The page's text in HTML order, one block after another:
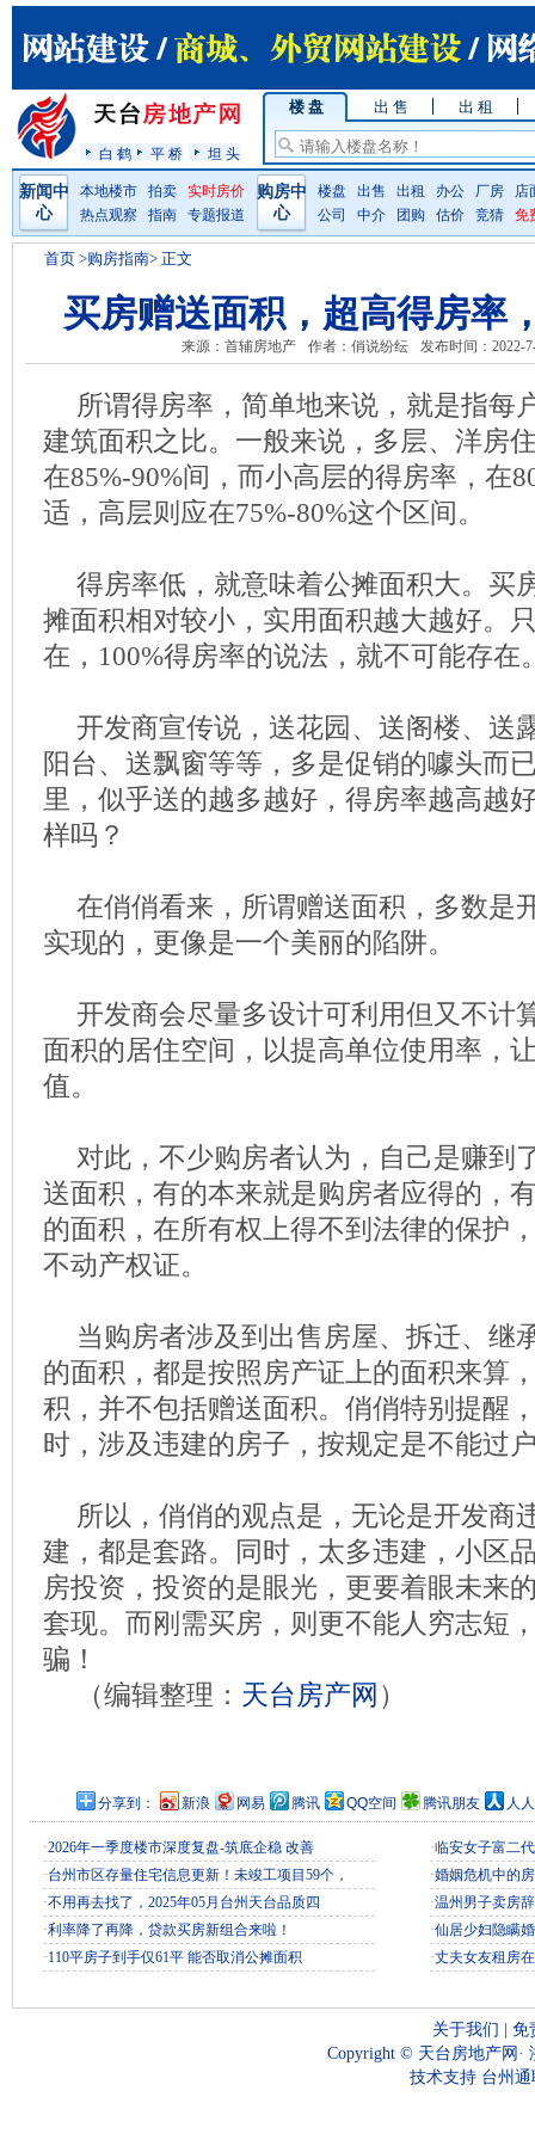
白 鹤 平 桥 坦 头
楼 盘 出 售 出 租
新闻中
心
本地楼市 拍卖
实时房价
热点观察
指南 专题报道
购房中
心
楼盘 出售 出租 办公 厂房
店
公司
中介 团购 估价 竞猜 免
首页 >购房指南> 正文
买房赠送面积，超高得房率
来源：首辅房地产 作者：俏说纷纭 发布时间：2022-
所谓得房率，简单地来说，就是指每
建筑面积之比。一般来说，多层、洋房
在85%-90%间，而小高层的得房率，在
适，高层则应在75%-80%这个区间。
得房率低，就意味着公摊面积大。买
摊面积相对较小，实用面积越大越好。
在，100%得房率的说法，就不可能存在
开发商宣传说，送花园、送阁楼、送
阳台、送飘窗等等，多是促销的噱头而
里，似乎送的越多越好，得房率越高越
样吗？
在俏俏看来，所谓赠送面积，多数是
实现的，更像是一个美丽的陷阱。
开发商会尽量多设计可利用但又不计
面积的居住空间，以提高单位使用率，
值。
对此，不少购房者认为，自己是赚到
送面积，有的本来就是购房者应得的，
的面积，在所有权上得不到法律的保护
不动产权证。
当购房者涉及到出售房屋、拆迁、继
的面积，都是按照房产证上的面积来算
积，并不包括赠送面积。俏俏特别提醒
时，涉及违建的房子，按规定是不能过
所以，俏俏的观点是，无论是开发商
建，都是套路。同时，太多违建，小区
房投资，投资的是眼光，更要着眼未来
套现。而刚需买房，则更不能人穷志短
骗！
（编辑整理： 天台房产网 ）
分享到： 新浪 网易 腾讯 QQ空间 腾讯朋友 人
·2026年一季度楼市深度复盘-筑底企稳 改善
·台州市区存量住宅信息更新！未竣工项目59个，
·不用再去找了，2025年05月台州天台品质四
·利率降了再降，贷款买房新组合来啦！
·110平房子到手仅61平 能否取消公摊面积
·临安女子富二
·婚姻危机中的
·温州男子卖房
·仙居少妇隐瞒
·丈夫女友租房
关于我们
免
Copyright © 天台房地产网 ·
技术支持 台州